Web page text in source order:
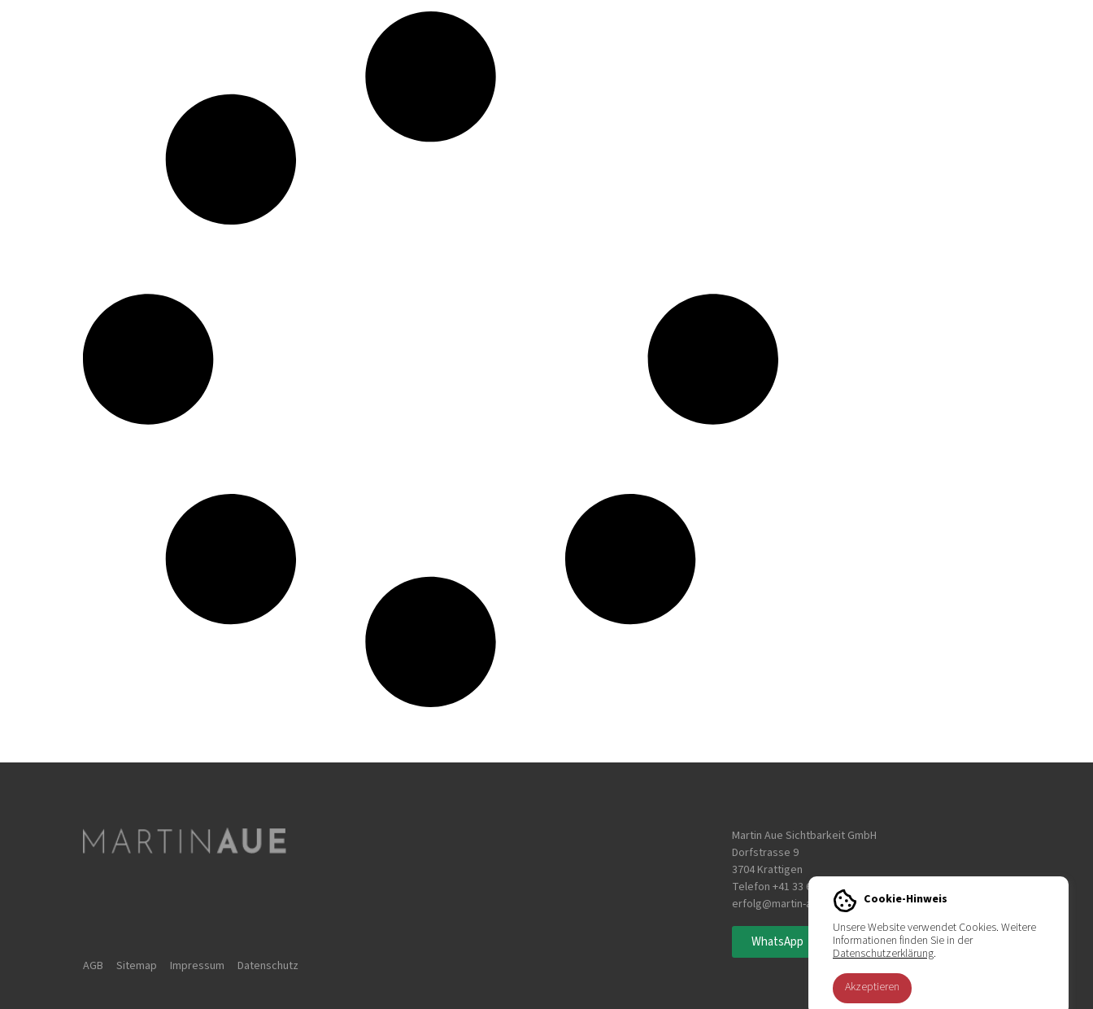
Martin Aue Sichtbarkeit GmbH
Dorfstrasse 9
3704 Krattigen
Telefon +41 33 650 10 10
erfolg@martin-aue.com
WhatsApp
AGB Sitemap Impressum Datenschutz
Cookie-Hinweis
Unsere Website verwendet Cookies. Weitere
Informationen finden Sie in der
Datenschutzerklärung.
Akzeptieren